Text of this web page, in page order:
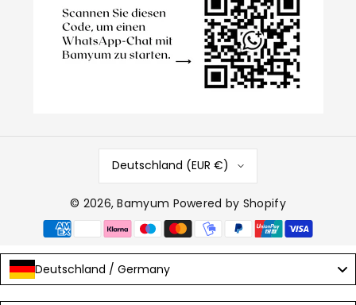
Deutschland (EUR €)
© 2026,Bamyum Powered by Shopify
Zahlungsmethoden
Deutschland / Germany